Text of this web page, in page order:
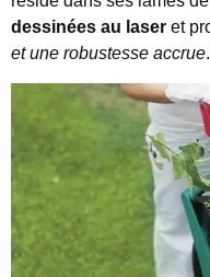
dessinées au laser et
et une robustesse accrue.